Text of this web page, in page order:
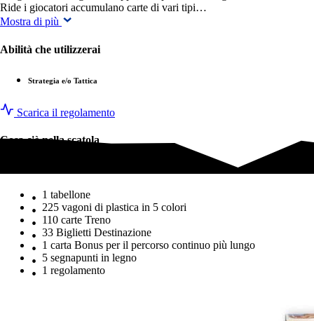
Ride i giocatori accumulano carte di vari tipi…
Mostra di più
Abilità che utilizzerai
Strategia e/o Tattica
Scarica il regolamento
Cosa c'è nella scatola
1 tabellone
225 vagoni di plastica in 5 colori
110 carte Treno
33 Biglietti Destinazione
1 carta Bonus per il percorso continuo più lungo
5 segnapunti in legno
1 regolamento